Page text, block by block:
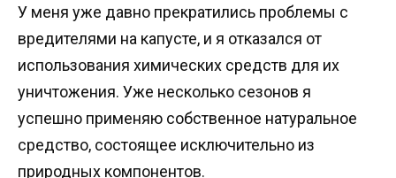
У меня уже давно прекратились проблемы с
вредителями на капусте, и я отказался от
использования химических средств для их
уничтожения. Уже несколько сезонов я
успешно применяю собственное натуральное
средство, состоящее исключительно из
природных компонентов.